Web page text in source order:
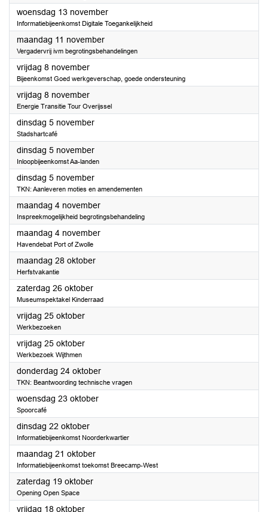
woensdag 13 november2024
Informatiebijeenkomst Digitale Toegankelijkheid
maandag 11 november2024
Vergadervrij ivm begrotingsbehandelingen
vrijdag 8 november2024
Bijeenkomst Goed werkgeverschap, goede ondersteuning
vrijdag 8 november2024
Energie Transitie Tour Overijssel
dinsdag 5 november2024
Stadshartcafé
dinsdag 5 november2024
Inloopbijeenkomst Aa-landen
dinsdag 5 november2024
TKN: Aanleveren moties en amendementen
maandag 4 november2024
Inspreekmogelijkheid begrotingsbehandeling
maandag 4 november2024
Havendebat Port of Zwolle
maandag 28 oktober2024
Herfstvakantie
zaterdag 26 oktober2024
Museumspektakel Kinderraad
vrijdag 25 oktober2024
Werkbezoeken
vrijdag 25 oktober2024
Werkbezoek Wijthmen
donderdag 24 oktober2024
TKN: Beantwoording technische vragen
woensdag 23 oktober2024
Spoorcafé
dinsdag 22 oktober2024
Informatiebijeenkomst Noorderkwartier
maandag 21 oktober2024
Informatiebijeenkomst toekomst Breecamp-West
zaterdag 19 oktober2024
Opening Open Space
vrijdag 18 oktober2024